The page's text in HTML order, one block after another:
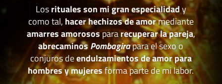
Losrituales son mi gran especialidady
como tal, hacer hechizos de amormediante
amarres amorosospararecuperar la pareja,
abrecaminosPombagirapara el sexo o
conjuros deendulzamientos de amor para
hombres y mujeresforma parte de mi labor.